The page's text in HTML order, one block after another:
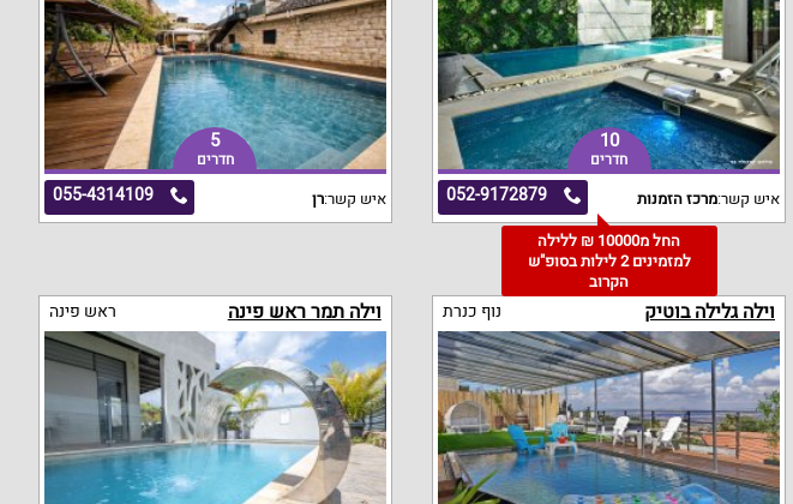
10
חדרים
052-9172879 איש קשר:מרכז הזמנות
החל מ10000 ₪ ללילה
למזמינים 2 לילות בסופ"ש
הקרוב
5
חדרים
055-4314109 איש קשר:רן
וילה גלילה בוטיק נוף כנרת וילה תמר ראש פינה ראש פינה